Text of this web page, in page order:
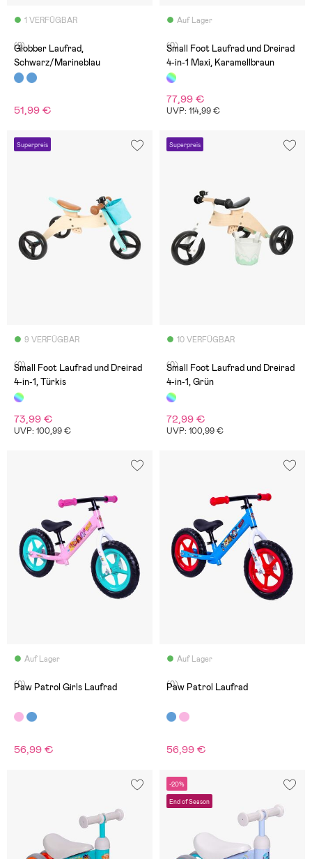
1 VERFÜGBAR
(2)
Globber Laufrad,
Schwarz/Marineblau
51,99 €
Auf Lager
(0)
Small Foot Laufrad und Dreirad
4-in-1 Maxi, Karamellbraun
77,99 €
UVP: 114,99 €
Superpreis
9 VERFÜGBAR
(0)
Small Foot Laufrad und Dreirad
4-in-1, Türkis
73,99 €
UVP: 100,99 €
Superpreis
10 VERFÜGBAR
(0)
Small Foot Laufrad und Dreirad
4-in-1, Grün
72,99 €
UVP: 100,99 €
Auf Lager
(0)
Paw Patrol Girls Laufrad
56,99 €
Auf Lager
(0)
Paw Patrol Laufrad
56,99 €
-20%
End of Season